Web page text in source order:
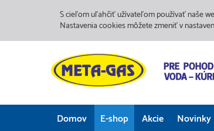
S cieľom uľahčiť užívateľom používať naše
Nastavenia cookies môžete zmeniť v
Domov E-shop Akcie Novinky